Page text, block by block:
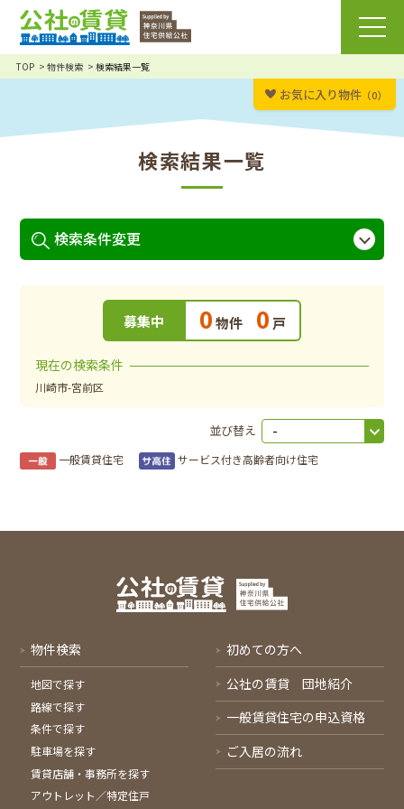
TOP 物件検索 検索結果一覧
お気に入り物件 （0）
検索結果一覧
募集中 0物件 0 戸
並び替え
現在の検索条件
川崎市-宮前区
一般賃貸住宅 サービス付き高齢者向け住宅
検索条件変更
物件検索
地図で探す
路線で探す
条件で探す
駐車場を探す
賃貸店舗・事務所を探す
アウトレット／特定住戸
初めての方へ
公社の賃貸 団地紹介
一般賃貸住宅の申込資格
ご入居の流れ